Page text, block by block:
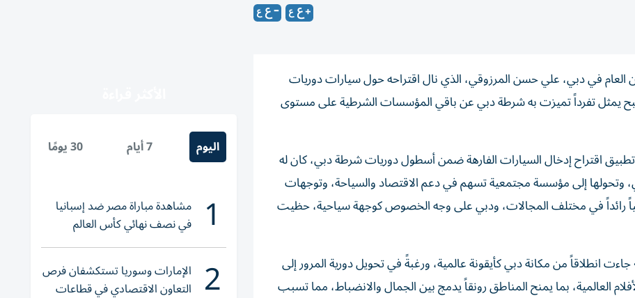
في دبي، علي حسن المرزوقي، الذي نال اقتراحه حول سيارات دوريات
يمثل تفرداً تميزت به شرطة دبي عن باقي المؤسسات الشرطية على مستوى
تطبيق اقتراح إدخال السيارات الفارهة ضمن أسطول دوريات شرطة دبي، كان له
وتحولها إلى مؤسسة مجتمعية تسهم في دعم الاقتصاد والسياحة، وتوجهات
رائداً في مختلف المجالات، ودبي على وجه الخصوص كوجهة سياحية، حظيت
انطلاقاً من مكانة دبي كأيقونة عالمية، ورغبةً في تحويل دورية المرور إلى
العالمية، بما يمنح المناطق رونقاً يدمج بين الجمال والانضباط، مما تسبب
اليوم 7 أيام 30 يومًا
1 مشاهدة مباراة مصر ضد إسبانيا
في نصف نهائي كأس العالم
لناشئات اليد 2026
2 الإمارات وسوريا تستكشفان فرص
التعاون الاقتصادي في قطاعات